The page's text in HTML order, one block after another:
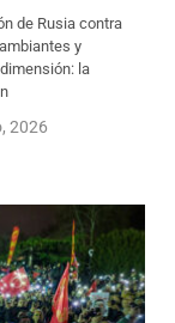
de Rusia contra
y
la
2026